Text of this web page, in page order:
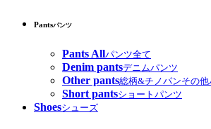
Pantsパンツ
Pants Allパンツ全て
Denim pantsデニムパンツ
Other pants総柄&チノパンその他
Short pantsショートパンツ
Shoesシューズ